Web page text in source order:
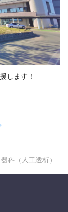
します！
科（人工透析）